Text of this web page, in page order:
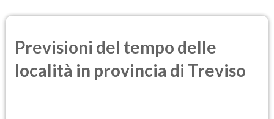
Previsioni del tempo delle
località in provincia di Treviso